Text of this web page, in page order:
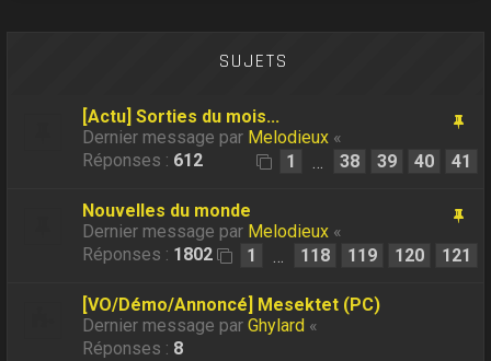
SUJETS
[Actu] Sorties du mois...
Dernier message par Melodieux «
Réponses : 612 1 … 38 39 40 41
Nouvelles du monde
Dernier message par Melodieux «
Réponses : 1802 1 … 118 119 120 121
[VO/Démo/Annoncé] Mesektet (PC)
Dernier message parGhylard «
Réponses : 8